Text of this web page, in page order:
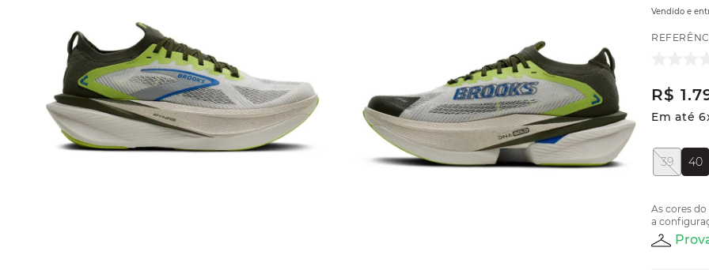
Vendido e
R$ 1.
Em até 6
39 40
As cores
a